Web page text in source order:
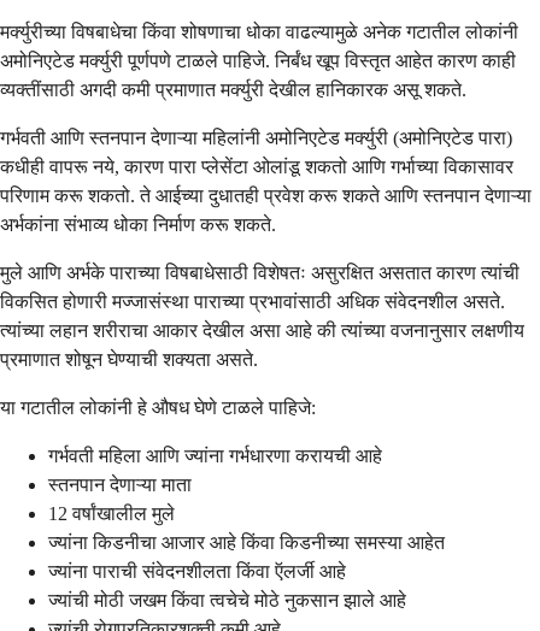
मर्क्युरीच्या विषबाधेचा किंवा शोषणाचा धोका वाढल्यामुळे अनेक गटातील लोकांनी
अमोनिएटेड मर्क्युरी पूर्णपणे टाळले पाहिजे. निर्बंध खूप विस्तृत आहेत कारण काही
व्यक्तींसाठी अगदी कमी प्रमाणात मर्क्युरी देखील हानिकारक असू शकते.
गर्भवती आणि स्तनपान देणाऱ्या महिलांनी अमोनिएटेड मर्क्युरी (अमोनिएटेड पारा)
कधीही वापरू नये, कारण पारा प्लेसेंटा ओलांडू शकतो आणि गर्भाच्या विकासावर
परिणाम करू शकतो. ते आईच्या दुधातही प्रवेश करू शकते आणि स्तनपान देणाऱ्या
अर्भकांना संभाव्य धोका निर्माण करू शकते.
मुले आणि अर्भके पाराच्या विषबाधेसाठी विशेषतः असुरक्षित असतात कारण त्यांची
विकसित होणारी मज्जासंस्था पाराच्या प्रभावांसाठी अधिक संवेदनशील असते.
त्यांच्या लहान शरीराचा आकार देखील असा आहे की त्यांच्या वजनानुसार लक्षणीय
प्रमाणात शोषून घेण्याची शक्यता असते.
या गटातील लोकांनी हे औषध घेणे टाळले पाहिजे:
गर्भवती महिला आणि ज्यांना गर्भधारणा करायची आहे
स्तनपान देणाऱ्या माता
12 वर्षांखालील मुले
ज्यांना किडनीचा आजार आहे किंवा किडनीच्या समस्या आहेत
ज्यांना पाराची संवेदनशीलता किंवा ऍलर्जी आहे
ज्यांची मोठी जखम किंवा त्वचेचे मोठे नुकसान झाले आहे